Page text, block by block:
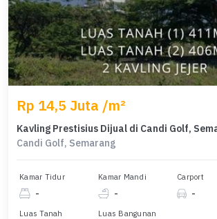
Rp 14,5 Juta /m²
Candi Golf, Semarang
Kamar Tidur
-
Kamar Mandi
-
Carport
-
Luas Tanah Luas Bangunan